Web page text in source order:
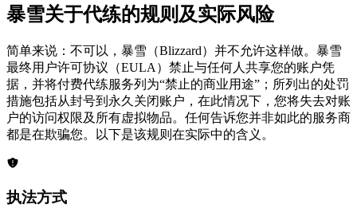
暴雪关于代练的规则及实际风险
简单来说：不可以，暴雪（Blizzard）并不允许这样做。暴雪
最终用户许可协议（EULA）禁止与任何人共享您的账户凭
据，并将付费代练服务列为“禁止的商业用途”；所列出的处罚
措施包括从封号到永久关闭账户，在此情况下，您将失去对账
户的访问权限及所有虚拟物品。任何告诉您并非如此的服务商
都是在欺骗您。以下是该规则在实际中的含义。
执法方式